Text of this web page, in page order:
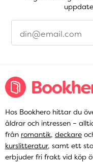
Hos Bookhero hittar du
åldrar och intressen –
från romantik, deckare
kurslitteratur, samt ett
erbjuder fri frakt vid köp